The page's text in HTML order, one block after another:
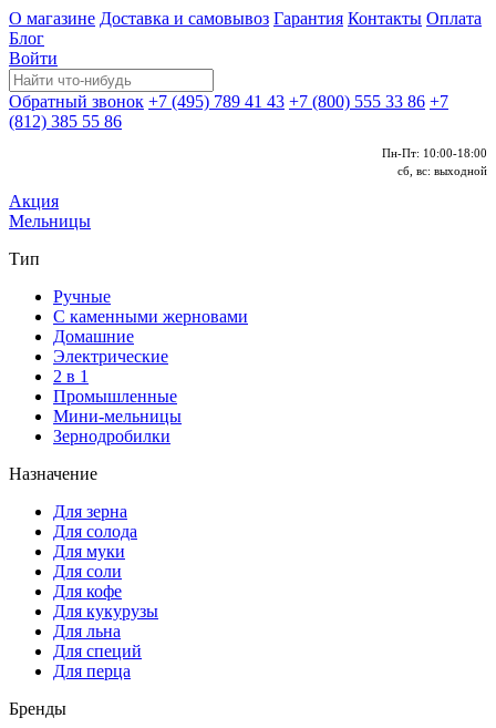
О магазине Доставка и самовывоз Гарантия Контакты Оплата
Блог
Войти
Обратный звонок +7 (495) 789 41 43 +7 (800) 555 33 86 +7
(812) 385 55 86
Пн-Пт: 10:00-18:00
сб, вс: выходной
Акция
Мельницы
Тип
Ручные
С каменными жерновами
Домашние
Электрические
2 в 1
Промышленные
Мини-мельницы
Зернодробилки
Назначение
Для зерна
Для солода
Для муки
Для соли
Для кофе
Для кукурузы
Для льна
Для специй
Для перца
Бренды